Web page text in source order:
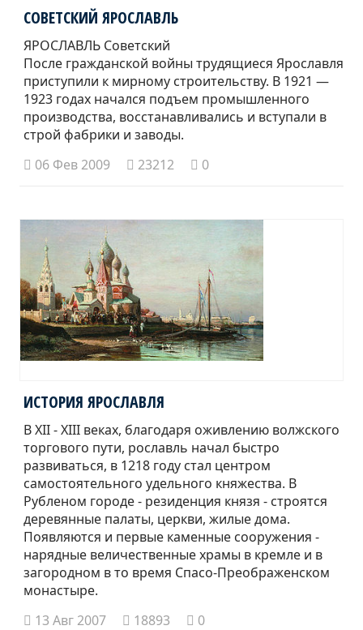
СОВЕТСКИЙ ЯРОСЛАВЛЬ
ЯРОСЛАВЛЬ Советский
После гражданской войны трудящиеся Ярославля
приступили к мирному строительству. В 1921 —
1923 годах начался подъем промышленного
производства, восстанавливались и вступали в
строй фабрики и заводы.
06 Фев 2009
23212 0
ИСТОРИЯ ЯРОСЛАВЛЯ
В XII - XIII веках, благодаря оживлению волжского
торгового пути, рославль начал быстро
развиваться, в 1218 году стал центром
самостоятельного удельного княжества. В
Рубленом городе - резиденция князя - строятся
деревянные палаты, церкви, жилые дома.
Появляются и первые каменные сооружения -
нарядные величественные храмы в кремле и в
загородном в то время Спасо-Преображенском
монастыре.
13 Авг 2007
18893 0